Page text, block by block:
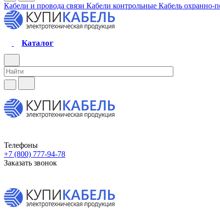
Кабели и провода связи Кабели контрольные Кабель охранно-
Каталог
Телефоны
+7 (800) 777-94-78
Заказать звонок